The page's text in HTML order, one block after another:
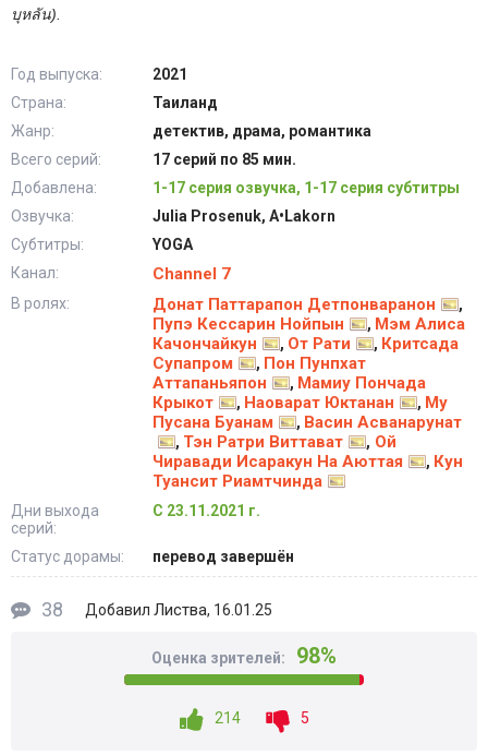
บุหลัน).
Год выпуска:
2021
Страна:
Таиланд
Жанр:
детектив, драма, романтика
Всего серий:
17 серий по 85 мин.
Добавлена:
1-17 серия озвучка, 1-17 серия субтитры
Озвучка:
Julia Prosenuk, A•Lakorn
Субтитры:
YOGA
Канал:
Channel 7
В ролях: Донат Паттарапон Детпонваранон ,
Пупэ Кессарин Нойпын , Мэм Алиса
Качончайкун
, От Рати , Критсада
Супапром
, Пон Пунпхат
Аттапаньяпон
, Мамиу Пончада
Крыкот
, Наоварат Юктанан , Му
Пусана Буанам
, Васин Асванарунат
, Тэн Ратри Виттават , Ой
Чиравади Исаракун На Аюттая
, Кун
Туансит Риамтчинда
Дни выхода
серий:
С 23.11.2021 г.
Статус дорамы: перевод завершён
38 Добавил Листва, 16.01.25
Оценка зрителей: 98%
214 5